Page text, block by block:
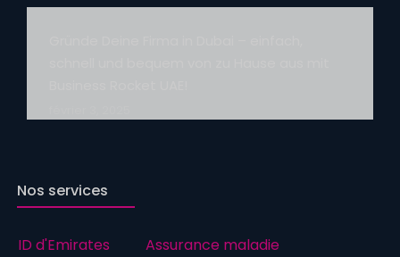
Nos services
ID d'Emirates
Assurance maladie